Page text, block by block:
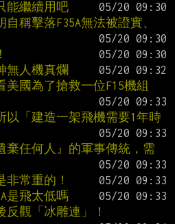
能繼續用吧
稱擊落F35A無法被證實、
無人機真爛
美國為了搶救一位F15機組
以「建造一架飛機需要1年時
棄任何人』的軍事傳統，需
非常重的！
是飛太低嗎
反觀「冰雕連」！